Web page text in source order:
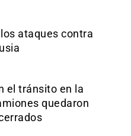
ataques contra
el tránsito en la
quedaron